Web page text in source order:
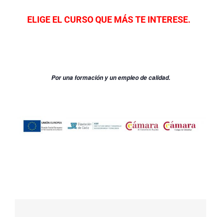
ELIGE EL CURSO QUE MÁS TE INTERESE.
Por una formación y un empleo de calidad.